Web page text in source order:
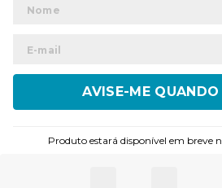
ENVIAR
Produto estará disponível em breve